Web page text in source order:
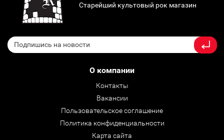
Старейший культовый рок магазин
О компании
Контакты
Вакансии
Пользовательское соглашение
Политика конфиденциальности
Карта сайта